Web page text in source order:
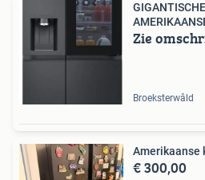
Zie
Broeksterwâld
Amerikaanse
€ 300,00